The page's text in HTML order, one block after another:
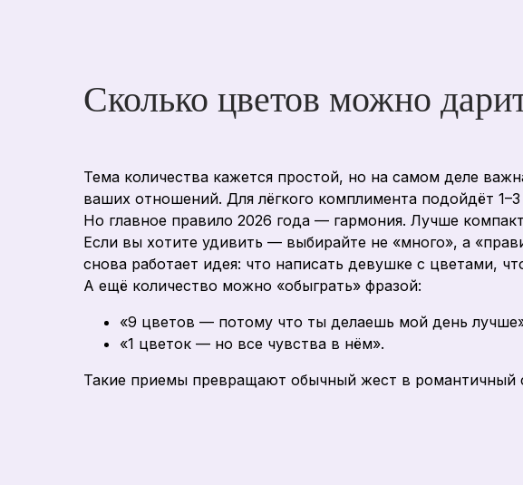
Сколько цветов можно
Тема количества кажется простой, но на самом деле
ваших отношений. Для лёгкого комплимента подойдёт
Но главное правило 2026 года — гармония. Лучше
Если вы хотите удивить — выбирайте не «много», а
снова работает идея: что написать девушке с цветами,
А ещё количество можно «обыграть» фразой:
«9 цветов — потому что ты делаешь мой день
«1 цветок — но все чувства в нём».
Такие приемы превращают обычный жест в романтичный